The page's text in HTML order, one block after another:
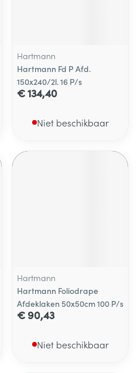
Hartmann
Hartmann Fd P Afd.
150x240/2l. 16 P/s
€ 134,40
Niet beschikbaar
Hartmann
Hartmann Foliodrape
Afdeklaken 50x50cm 100 P/s
€ 90,43
Niet beschikbaar